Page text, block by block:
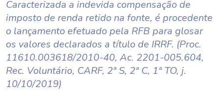
Caracterizada a indevida compensação de
imposto de renda retido na fonte, é procedente
o lançamento efetuado pela RFB para glosar
os valores declarados a título de IRRF. (Proc.
11610.003618/2010-40, Ac. 2201-005.604,
Rec. Voluntário, CARF, 2ª S, 2ª C, 1ª TO, j.
10/10/2019)